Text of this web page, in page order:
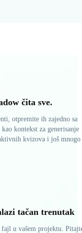
čita sve.
otpremite ih zajedno sa
kontekst za generisanje
kvizova i još mnogo
tačan trenutak
u vašem projektu.